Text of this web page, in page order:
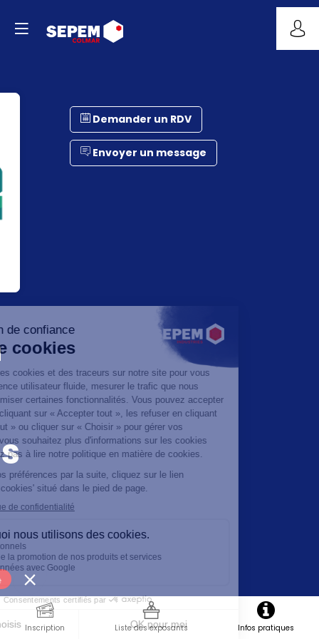
Demander un RDV
Envoyer un message
Inscription Liste des exposants Infos pratiques